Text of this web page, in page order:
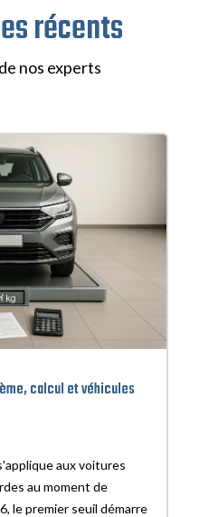
récents
nos experts
calcul et véhicules
aux voitures
au moment de
le premier seuil démarre